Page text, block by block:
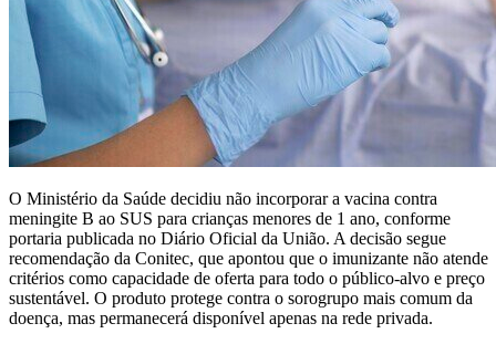
O Ministério da Saúde decidiu não incorporar a vacina contra
meningite B ao SUS para crianças menores de 1 ano, conforme
portaria publicada no Diário Oficial da União. A decisão segue
recomendação da Conitec, que apontou que o imunizante não atende
critérios como capacidade de oferta para todo o público-alvo e preço
sustentável. O produto protege contra o sorogrupo mais comum da
doença, mas permanecerá disponível apenas na rede privada.